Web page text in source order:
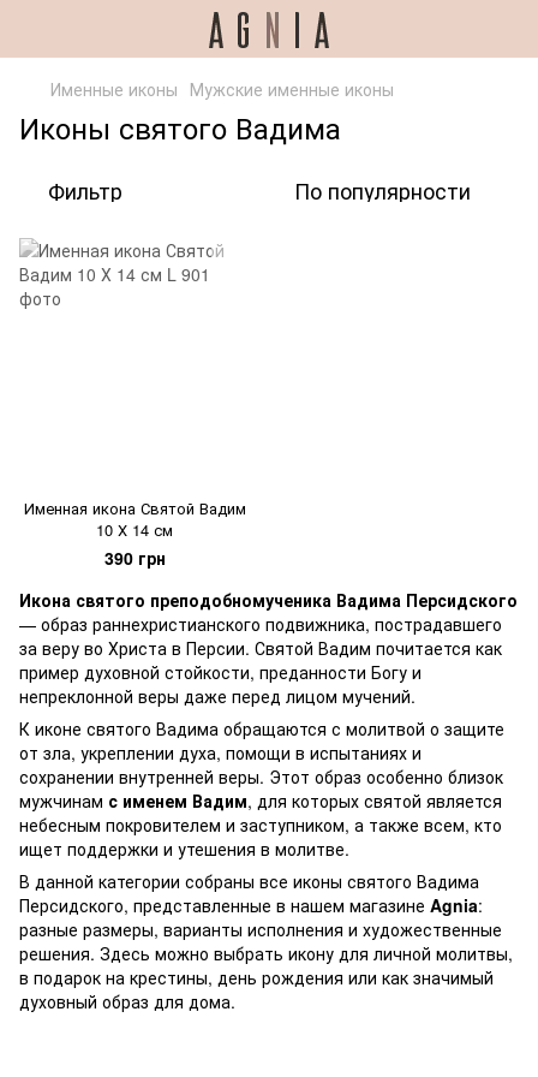
Именные иконы Мужские именные иконы
Иконы святого Вадима
Фильтр По популярности
Именная икона Святой Вадим
10 Х 14 см
390 грн
Икона святого преподобномученика Вадима Персидского
— образ раннехристианского подвижника, пострадавшего
за веру во Христа в Персии. Святой Вадим почитается как
пример духовной стойкости, преданности Богу и
непреклонной веры даже перед лицом мучений.
К иконе святого Вадима обращаются с молитвой о защите
от зла, укреплении духа, помощи в испытаниях и
сохранении внутренней веры. Этот образ особенно близок
мужчинам с именем Вадим, для которых святой является
небесным покровителем и заступником, а также всем, кто
ищет поддержки и утешения в молитве.
В данной категории собраны все иконы святого Вадима
Персидского, представленные в нашем магазине Agnia:
разные размеры, варианты исполнения и художественные
решения. Здесь можно выбрать икону для личной молитвы,
в подарок на крестины, день рождения или как значимый
духовный образ для дома.